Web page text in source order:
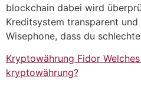
blockchain dabei wird
Kreditsystem transparent
Wisephone, dass du
Kryptowährung Fidor
kryptowährung?